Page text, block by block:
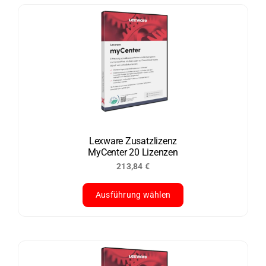
weist
mehrere
Varianten
Optionen
können
der
Produktseite
werden
Lexware Zusatzlizenz
MyCenter 20 Lizenzen
213,84 €
Ausführung wählen
weist
mehrere